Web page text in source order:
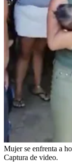
Mujer se enfrenta a
Captura de video.